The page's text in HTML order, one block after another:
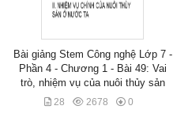
Bài giảng Stem Công nghệ Lớp 7 -
Phần 4 - Chương 1 - Bài 49: Vai
trò, nhiệm vụ của nuôi thủy sản
28 2678 0